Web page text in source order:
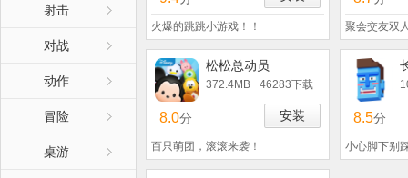
射击
对战
动作
冒险
桌游
火爆的跳跳小游戏！！ 聚会交友双
松松总动员
372.4MB 46283下载
8.0分 安装
百只萌团，滚滚来袭！
8.5分
小心脚下别